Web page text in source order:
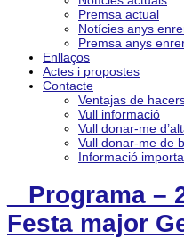
Premsa actual
Notícies anys
Premsa anys
Enllaços
Actes i propostes
Contacte
Ventajas de
Vull informació
Vull donar-me
Vull donar-me de
Informació
_ Programa –
Festa major